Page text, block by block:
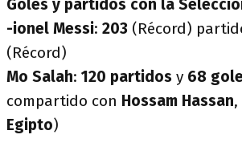
Goles y partidos con la
-ionel Messi: 203 (Récord)
(Récord)
Mo Salah: 120 partidos y 68
compartido con Hossam Hassan
Egipto)